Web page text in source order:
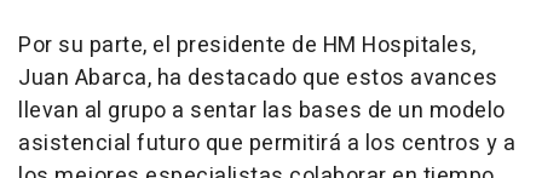
Por su parte, el presidente de HM Hospitales,
Juan Abarca, ha destacado que estos avances
llevan al grupo a sentar las bases de un modelo
asistencial futuro que permitirá a los centros y a